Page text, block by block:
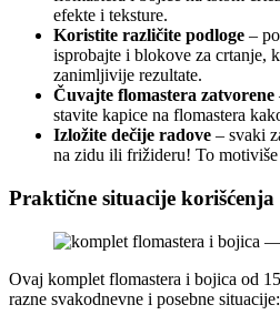
efekte i teksture.
Koristite različite podloge –
isprobajte i blokove za crtanje,
zanimljivije rezultate.
Čuvajte flomastera zatvorene
stavite kapice na flomastera
Izložite dečije radove – svaki
na zidu ili frižideru! To motiviše
Praktične situacije korišćenja
Ovaj komplet flomastera i bojica od
razne svakodnevne i posebne situacije: